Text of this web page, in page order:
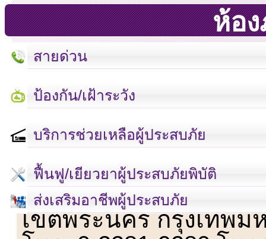
ห้อ
สายด่วน
ป้องกัน/เฝ้าระวัง
บริการช่วยเหลือผู้ประสบภัย
ฟื้นฟู/เยียวยาผู้ประสบภัยพิบัติ
ส่งเสริมอาชีพผู้ประสบภัย
เลขที่ 23 ชั้น 2 ถนนวิ
เขตพระนคร กรุงเทพม